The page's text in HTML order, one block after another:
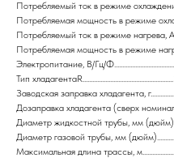
Потребляемый ток в режиме
Потребляемая мощность в режиме
Потребляемый ток в режиме нагрева,
Потребляемая мощность в режиме
Электропитание, В/Гц/
Тип
Заводская заправка хладагента,
Дозаправка хладагента (сверх
Диаметр жидкостной трубы, мм
Диаметр газовой трубы, мм
Максимальная длина трассы,